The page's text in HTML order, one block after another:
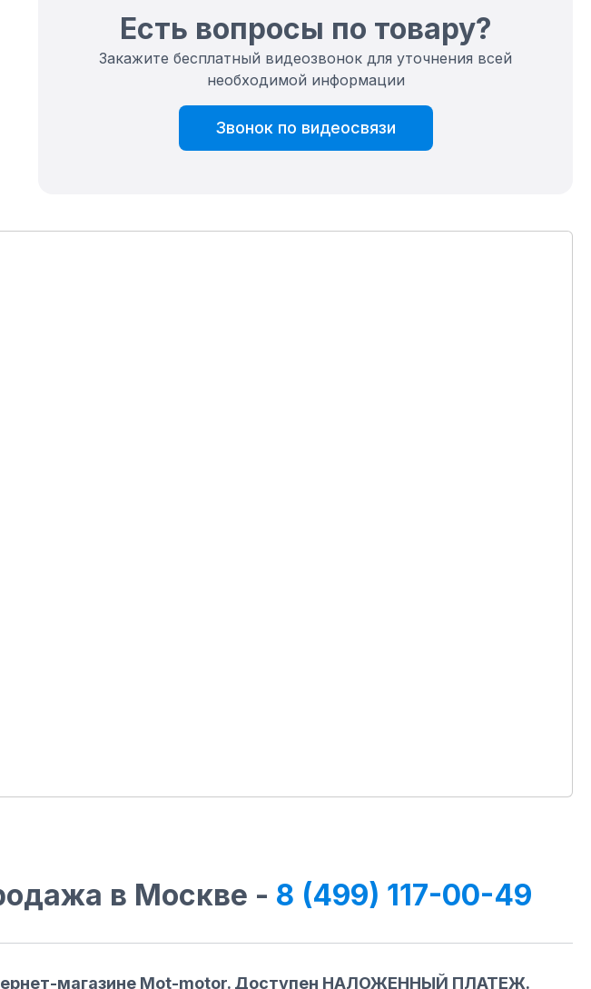
Есть вопросы по товару?
Закажите бесплатный видеозвонок для уточнения всей
необходимой информации
Звонок по видеосвязи
в Москве - 8 (499) 117-00-49
магазине Mot-motor. Доступен НАЛОЖЕННЫЙ ПЛАТЕЖ.